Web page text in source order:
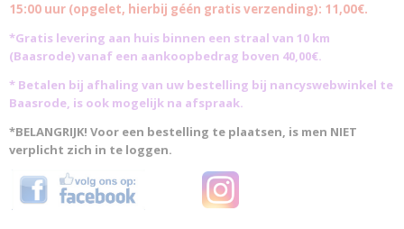
15:00 uur (opgelet, hierbij géén gratis verzending): 11,00€.
*Gratis levering aan huis binnen een straal van 10 km
(Baasrode)vanaf een aankoopbedrag boven 40,00€.
* Betalen bij afhaling van uw bestelling bij nancyswebwinkel te
Baasrode, is ook mogelijk na afspraak.
*BELANGRIJK! Voor een bestelling te plaatsen, is men NIET
verplicht zich in te loggen.